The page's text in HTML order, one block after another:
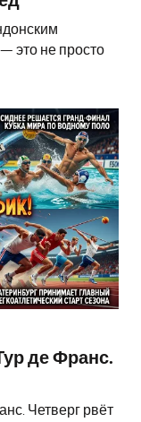
это не просто
де Франс.
Четверг рвёт